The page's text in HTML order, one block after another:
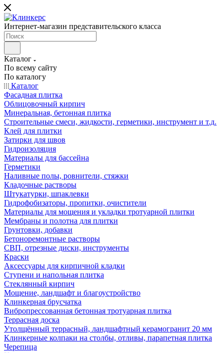
Интернет-магазин представительского класса
Каталог
По всему сайту
По каталогу
Каталог
Фасадная плитка
Облицовочный кирпич
Минеральная, бетонная плитка
Строительные смеси, жидкости, герметики, инструмент и т.д.
Клей для плитки
Затирки для швов
Гидроизоляция
Материалы для бассейна
Герметики
Наливные полы, ровнители, стяжки
Кладочные растворы
Штукатурки, шпаклевки
Гидрофобизаторы, пропитки, очистители
Материалы для мощения и укладки тротуарной плитки
Мембраны и полотна для плитки
Грунтовки, добавки
Бетоноремонтные растворы
СВП, отрезные диски, инструменты
Краски
Аксессуары для кирпичной кладки
Ступени и напольная плитка
Cтеклянный кирпич
Мощение, ландшафт и благоустройство
Клинкерная брусчатка
Вибропрессованная бетонная тротуарная плитка
Террасная доска
Утолщённый террасный, ландшафтный керамогранит 20 мм
Клинкерные колпаки на столбы, отливы, парапетная плитка
Черепица